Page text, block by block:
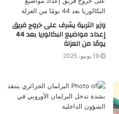
وزير التربية يشرف على خروج فريق
إعداد مواضيع البكالوريا بعد 44
يومًا من العزلة
19 يونيو، 2025